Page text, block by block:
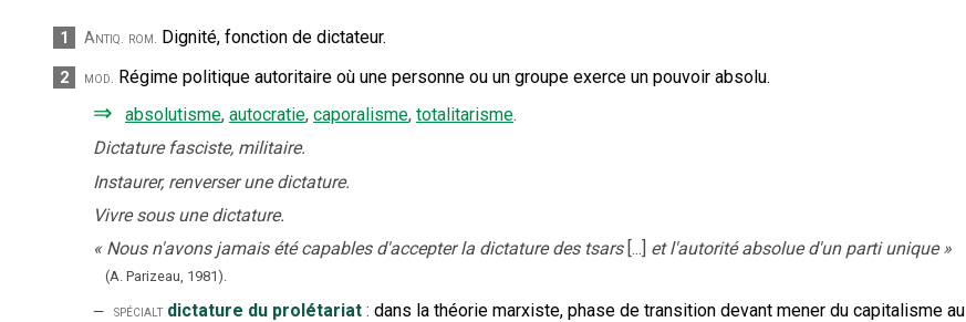
1 Antiq. rom. Dignité, fonction de dictateur.
2 mod. Régime politique autoritaire où une personne ou un groupe exerce un pouvoir absolu.
⇒ absolutisme, autocratie, caporalisme, totalitarisme.
Dictature fasciste, militaire.
Instaurer, renverser une dictature.
Vivre sous une dictature.
« Nous n'avons jamais été capables d'accepter la dictature des tsars [...] et l'autorité absolue d'un parti unique »
(A. Parizeau, 1981).
‒ spécialt dictature du prolétariat : dans la théorie marxiste, phase de transition devant mener du capitalisme au